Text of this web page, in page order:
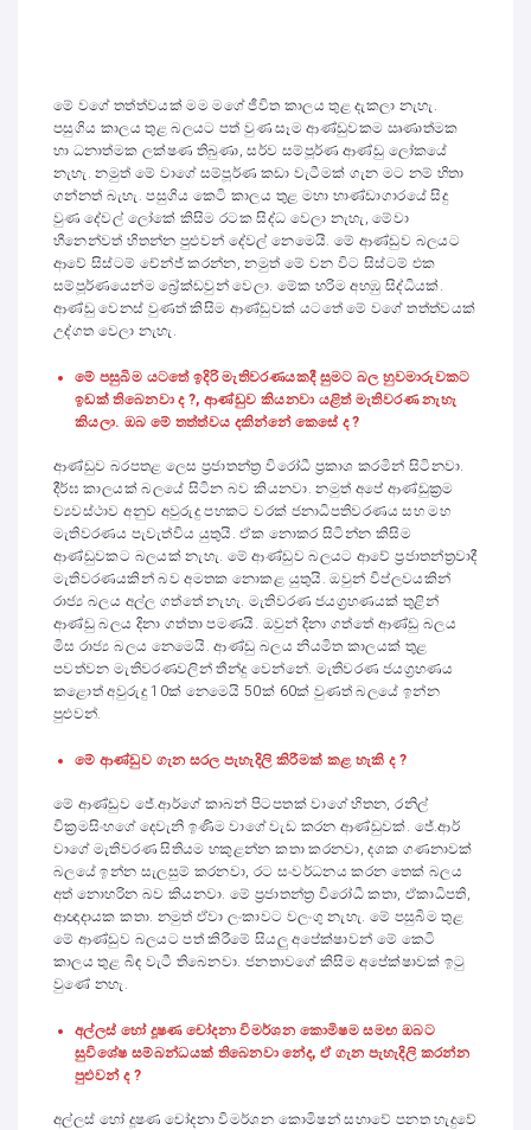
මේ වගේ තත්ත්වයක් මම මගේ ජීවිත කාලය තුළ දැකලා නැහැ.
පසුගිය කාලය තුළ බලයට පත් වුණ සෑම ආණ්ඩුවකම ඍණාත්මක
හා ධනාත්මක ලක්ෂණ තිබුණා, සර්ව සම්පූර්ණ ආණ්ඩු ලෝකයේ
නැහැ. නමුත් මේ වාගේ සම්පූර්ණ කඩා වැටීමක් ගැන මට නම් හිතා
ගන්නත් බැහැ. පසුගිය කෙටි කාලය තුළ මහා භාණ්ඩාගාරයේ සිදු
වුණ දේවල් ලෝකේ කිසිම රටක සිද්ධ වෙලා නැහැ, මේවා
හීනෙන්වත් හිතන්න පුළුවන් දේවල් නෙමෙයි. මේ ආණ්ඩුව බලයට
ආවේ සිස්ටම් චේන්ජ් කරන්න, නමුත් මේ වන විට සිස්ටම් එක
සම්පූර්ණයෙන්ම බ්‍රේක්ඩවුන් වෙලා. මේක හරිම අහඹු සිද්ධියක්.
ආණ්ඩු වෙනස් වුණත් කිසිම ආණ්ඩුවක් යටතේ මේ වගේ තත්ත්වයක්
උද්ගත වෙලා නැහැ.
මේ පසුබිම යටතේ ඉදිරි මැතිවරණයකදී සුමට බල හුවමාරුවකට
ඉඩක් තිබෙනවා ද ?,ආණ්ඩුව කියනවා යළිත් මැතිවරණ නැහැ
කියලා. ඔබ මේ තත්ත්වය දකින්නේ කෙසේ ද?
ආණ්ඩුව බරපතළ ලෙස ප්‍රජාතන්ත්‍ර විරෝධී ප්‍රකාශ කරමින් සිටිනවා.
දීර්ඝ කාලයක් බලයේ සිටින බව කියනවා. නමුත් අපේ ආණ්ඩුක්‍රම
ව්‍යවස්ථාව අනුව අවුරුදු පහකට වරක් ජනාධිපතිවරණය සහ මහ
මැතිවරණය පැවැත්විය යුතුයි. ඒක නොකර සිටින්න කිසිම
ආණ්ඩුවකට බලයක් නැහැ. මේ ආණ්ඩුව බලයට ආවේ ප්‍රජාතන්ත්‍රවාදී
මැතිවරණයකින් බව අමතක නොකළ යුතුයි. ඔවුන් විප්ලවයකින්
රාජ්‍ය බලය අල්ල ගත්තේ නැහැ. මැතිවරණ ජයග්‍රහණයක් තුළින්
ආණ්ඩු බලය දිනා ගත්තා පමණයි. ඔවුන් දිනා ගත්තේ ආණ්ඩු බලය
මිස රාජ්‍ය බලය නෙමෙයි. ආණ්ඩු බලය නියමිත කාලයක් තුළ
පවත්වන මැතිවරණවලින් තීන්දු වෙන්නේ. මැතිවරණ ජයග්‍රහණය
කළොත් අවුරුදු 10ක් නෙමෙයි 50ක් 60ක් වුණත් බලයේ ඉන්න
පුළුවන්.
මේ ආණ්ඩුව ගැන සරල පැහැදිලි කිරීමක් කළ හැකි ද ?
මේ ආණ්ඩුව ජේ.ආර්ගේ කාබන් පිටපතක් වාගේ හිතන, රනිල්
වික්‍රමසිංහගේ දෙවැනි ඉණිම වාගේ වැඩ කරන ආණ්ඩුවක්. ජේ.ආර්
වාගේ මැතිවරණ සිතියම හකුළන්න කතා කරනවා, දශක ගණනාවක්
බලයේ ඉන්න සැලසුම් කරනවා, රට සංවර්ධනය කරන තෙක් බලය
අත් නොහරින බව කියනවා. මේ ප්‍රජාතන්ත්‍ර විරෝධී කතා, ඒකාධිපති,
ආඥාදායක කතා. නමුත් ඒවා ලංකාවට වලංගු නැහැ. මේ පසුබිම තුළ
මේ ආණ්ඩුව බලයට පත් කිරීමේ සියලු අපේක්ෂාවන් මේ කෙටි
කාලය තුළ බිඳ වැටී තිබෙනවා. ජනතාවගේ කිසිම අපේක්ෂාවක් ඉටු
වුණේ නහැ.
අල්ලස් හෝ දූෂණ චෝදනා විමර්ශන කොමිෂම සමඟ ඔබට
සුවිශේෂ සම්බන්ධයක් තිබෙනවා නේද, ඒ ගැන පැහැදිලි කරන්න
පුළුවන් ද ?
අල්ලස් හෝ දූෂණ චෝදනා විමර්ශන කොමිෂන් සභාවේ පනත හැදුවේ